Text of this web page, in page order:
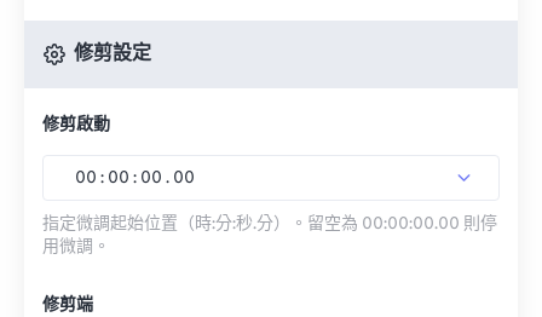
修剪設定
修剪啟動
00 : 00 : 00 . 00
指定微調起始位置（時:分:秒.分）。留空為 00:00:00.00 則停
用微調。
修剪端